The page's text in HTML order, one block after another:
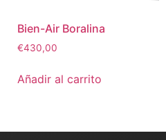
Bien-Air Boralina
€430,00
Añadir al carrito